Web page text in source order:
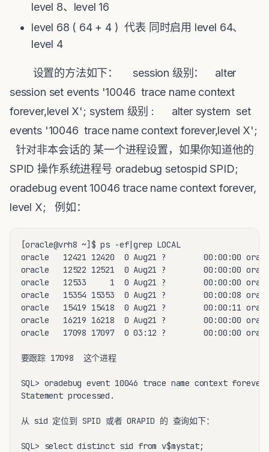
level 8、level 16
level 68 ( 64 + 4 ) 代表 同时启用 level 64、
level 4
设置的方法如下： session 级别： alter
session set events '10046 trace name context
forever,level X'; system 级别 : alter system set
events '10046 trace name context forever,level X';
针对非本会话的 某一个进程设置，如果你知道他的
SPID 操作系统进程号 oradebug setospid SPID;
oradebug event 10046 trace name context forever,
level X; 例如：
[oracle@vrh8 ~]$ ps -ef|grep LOCAL
oracle   12421 12420  0 Aug21 ?        00:00:00
oracle   12522 12521  0 Aug21 ?        00:00:00
oracle   12533     1  0 Aug21 ?        00:00:00
oracle   15354 15353  0 Aug21 ?        00:00:08
oracle   15419 15418  0 Aug21 ?        00:00:11
oracle   16219 16218  0 Aug21 ?        00:00:00
oracle   17098 17097  0 03:12 ?        00:00:00
要跟踪 17098  这个进程
SQL> oradebug event 10046 trace name context
Statement processed.
从 sid 定位到 SPID 或者 ORAPID 的 查询如下：
SQL> select distinct sid from v$mystat;